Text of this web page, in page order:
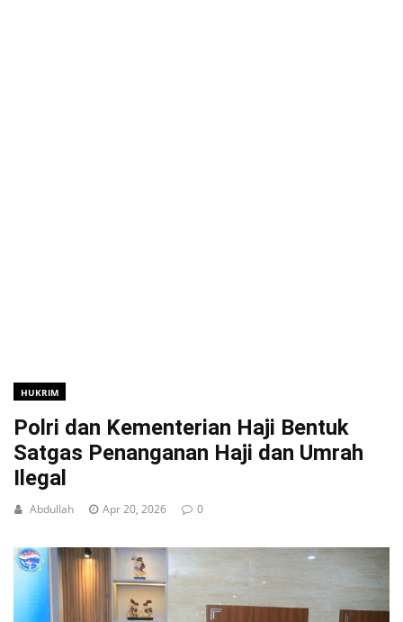
HUKRIM
Polri dan Kementerian Haji Bentuk
Satgas Penanganan Haji dan Umrah
Ilegal
Abdullah Apr 20, 2026 0